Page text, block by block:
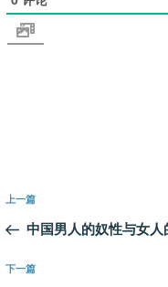
文
导
航
上
一
文
上一篇
中国男人的奴性与女人
下
下一篇